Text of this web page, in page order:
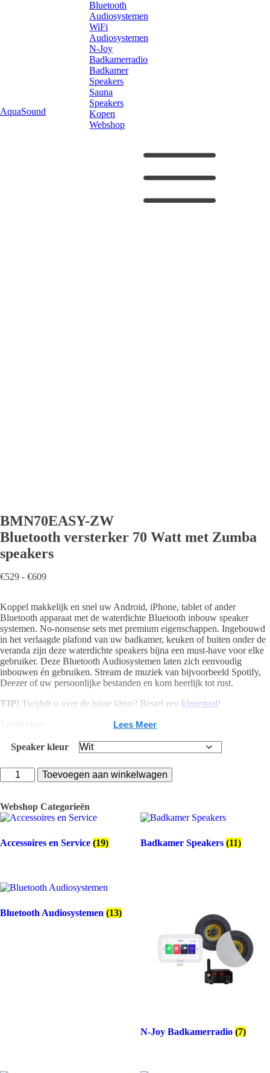
AquaSound
Bluetooth
Audiosystemen
WiFi
Audiosystemen
N-Joy
Badkamerradio
Badkamer
Speakers
Sauna
Speakers
Kopen
Webshop
BMN70EASY-ZW
Bluetooth versterker 70 Watt met Zumba
speakers
€529 - €609Prijsklasse:
€609
Koppel makkelijk en snel uw Android, iPhone, tablet of ander
Bluetooth apparaat met de waterdichte Bluetooth inbouw speaker
systemen. No-nonsense sets met premium eigenschappen. Ingebouwd
in het verlaagde plafond van uw badkamer, keuken of buiten onder de
veranda zijn deze waterdichte speakers bijna een must-have voor elke
gebruiker. Deze Bluetooth Audiosystemen laten zich eenvoudig
inbouwen én gebruiken. Stream de muziek van bijvoorbeeld Spotify,
Deezer of uw persoonlijke bestanden en kom heerlijk tot rust.
TIP! Twijfelt u over de juiste kleur? Bestel een kleurstaal!
Bluetooth 4.0
2x 70 Watt MAX
120 x 88 x 43 mm
Aux-In, Auto aux
Speakerset
Zumba
IPX4
Diverse kleuropties
Lees Meer
Speaker kleur
BMN70EASY-
ZW
versterker
70
met
Zumba
Toevoegen aan winkelwagen
Webshop Categorieën
Accessoires en Service (19) Badkamer Speakers (11)
Bluetooth Audiosystemen (13)
N-Joy Badkamerradio (7)